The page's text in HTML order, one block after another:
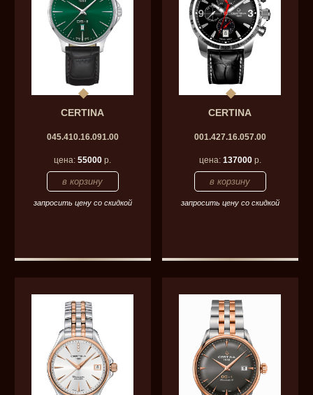
CERTINA
045.410.16.091.00
цена:55000 р.
запросить цену со скидкой
CERTINA
001.427.16.057.00
цена: 137000р.
запросить цену со скидкой